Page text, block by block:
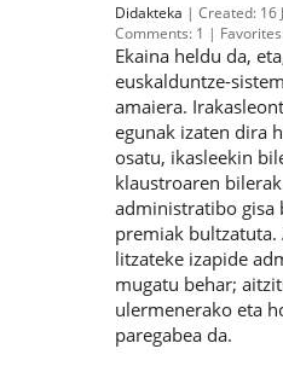
Didakteka Created: 16
Comments: 1
Ekaina heldu da,
euskalduntze-
amaiera.
egunak izaten dira
osatu, ikasleekin
klaustroaren
administratibo gisa
premiak
litzateke izapide
mugatu behar;
ulermenerako eta
paregabea da.